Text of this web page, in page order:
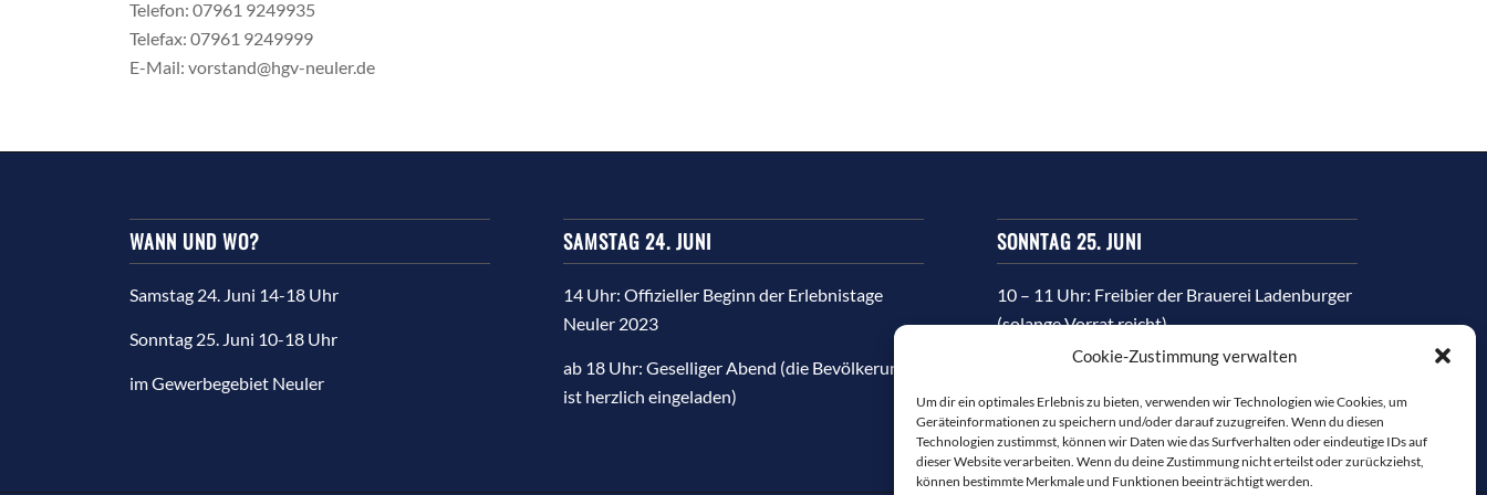
Cookie-Zustimmung verwalten
Um dir ein optimales Erlebnis zu bieten, verwenden wir Technologien wie Cookies, um
Geräteinformationen zu speichern und/oder darauf zuzugreifen. Wenn du diesen
Technologien zustimmst, können wir Daten wie das Surfverhalten oder eindeutige IDs auf
dieser Website verarbeiten. Wenn du deine Zustimmung nicht erteilst oder zurückziehst,
können bestimmte Merkmale und Funktionen beeinträchtigt werden.
Telefon: 07961 9249935
Telefax: 07961 9249999
E-Mail: vorstand@hgv-neuler.de
WANN UND WO?
Samstag 24. Juni 14-18 Uhr
Sonntag 25. Juni 10-18 Uhr
im Gewerbegebiet Neuler
SAMSTAG 24. JUNI
14 Uhr: Offizieller Beginn der Erlebnistage
Neuler 2023
ab 18 Uhr: Geselliger Abend (die Bevölkerung
ist herzlich eingeladen)
SONNTAG 25. JUNI
10 – 11 Uhr: Freibier der Brauerei Ladenburger
(solange Vorrat reicht)
10:30 Uhr: Grußworte vom HGV-Vorstand,
Bürgermeisterin Heidrich